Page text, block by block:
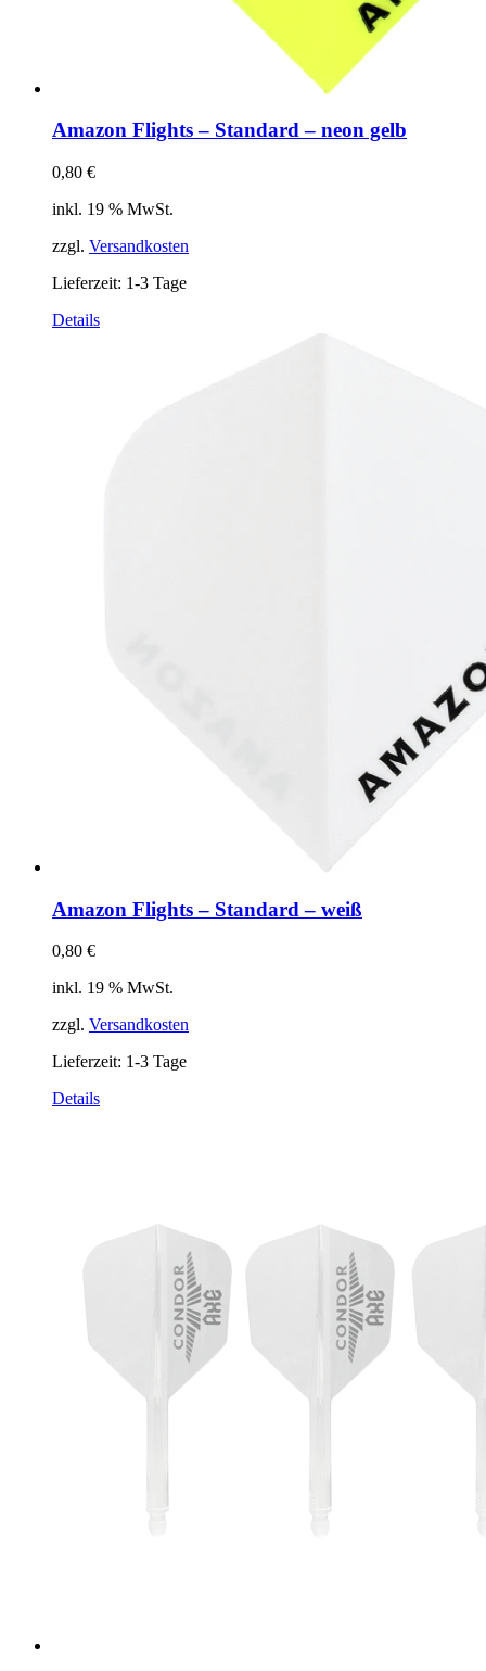
Amazon Flights – Standard – neon gelb
0,80 €
inkl. 19 % MwSt.
zzgl. Versandkosten
Lieferzeit: 1-3 Tage
Details
Amazon Flights – Standard – weiß
0,80 €
inkl. 19 % MwSt.
zzgl. Versandkosten
Lieferzeit: 1-3 Tage
Details